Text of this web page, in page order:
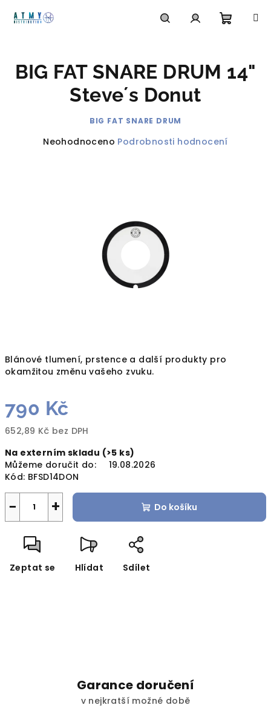
košík
Blánové tlumení, prstence a další produkty pro
okamžitou změnu vašeho zvuku.
790 Kč
652,89 Kč bez DPH
cena:
Na externím skladu (>5 ks)
Můžeme doručit do:
19.08.2026
Kód: BFSD14DON
+
− Do košíku
Zeptat se Hlídat Sdílet
BIG FAT SNARE DRUM 14"
Steve´s Donut
BIG FAT SNARE DRUM
Průměrné
Neohodnoceno Podrobnosti hodnocení
Garance doručení
v nejkratší možné době